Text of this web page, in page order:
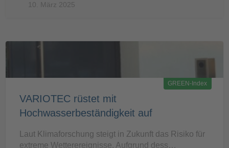
10. März 2025
GREEN-Index
VARIOTEC rüstet mit
Hochwasserbeständigkeit auf
Laut Klimaforschung steigt in Zukunft das Risiko für
extreme Wetterereignisse. Aufgrund dess…